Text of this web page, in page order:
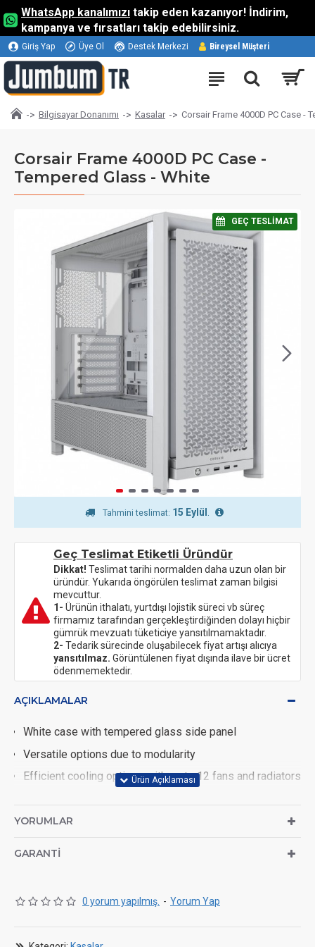
WhatsApp kanalımızı takip eden kazanıyor! İndirim,
kampanya ve fırsatları takip edebilirsiniz.
Giriş Yap Üye Ol Destek Merkezi Bireysel Müşteri
Bilgisayar Donanımı Kasalar Corsair Frame 4000D PC Case -
Corsair Frame 4000D PC Case -
Tempered Glass - White
⠀GEÇ TESLIMAT
Tahmini teslimat: 15 Eylül
Geç Teslimat Etiketli Üründür
Dikkat! Teslimat tarihi normalden daha uzun olan bir
üründür. Yukarıda öngörülen teslimat zaman bilgisi
mevcuttur.
1- Ürünün ithalatı, yurtdışı lojistik süreci vb süreç
firmamız tarafından gerçekleştirdiğinden dolayı hiçbir
gümrük mevzuatı tüketiciye yansıtılmamaktadır.
2- Tedarik sürecinde oluşabilecek fiyat artışı alıcıya
yansıtılmaz. Görüntülenen fiyat dışında ilave bir ücret
ödenmemektedir.
AÇIKLAMALAR
White case with tempered glass side panel
Versatile options due to modularity
Efficient cooling options with up to 12 fans and radiators
Support for motherboards up to E-ATX, including back-
Space for graphics cards up to 430mm and CPU coolers
Up to two four drives possible
YORUMLAR
GARANTI
0 yorum yapılmış. - Yorum Yap